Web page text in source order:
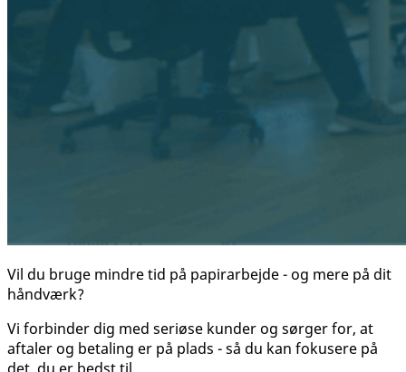
Vil du bruge mindre tid på papirarbejde - og mere på dit
håndværk?
Vi forbinder dig med seriøse kunder og sørger for, at
aftaler og betaling er på plads - så du kan fokusere på